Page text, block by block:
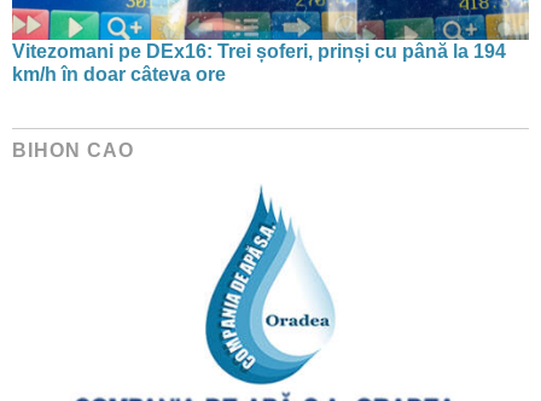
Vitezomani pe DEx16: Trei șoferi, prinși cu până la 194
km/h în doar câteva ore
BIHON CAO